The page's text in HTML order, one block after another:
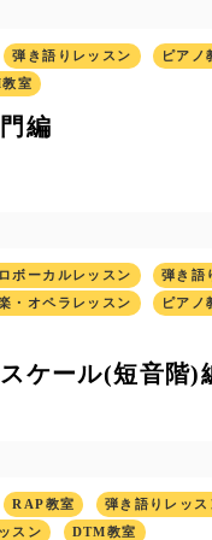
弾き語りレッスン ピアノ
室
編
ボーカルレッスン
弾き語
・オペラレッスン ピアノ
ケール(短音階)
RAP教室 弾き語りレッス
スン DTM教室